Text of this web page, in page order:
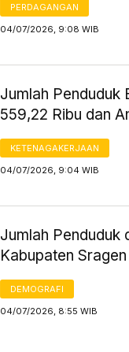
PERDAGANGAN
04/07/2026, 9:08 WIB
Jumlah Penduduk
559,22 Ribu dan
KETENAGAKERJAAN
04/07/2026, 9:04 WIB
Jumlah Penduduk
Kabupaten
DEMOGRAFI
04/07/2026, 8:55 WIB